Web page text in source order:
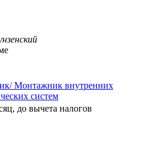
Монтажник внутренних
систем
до вычета налогов